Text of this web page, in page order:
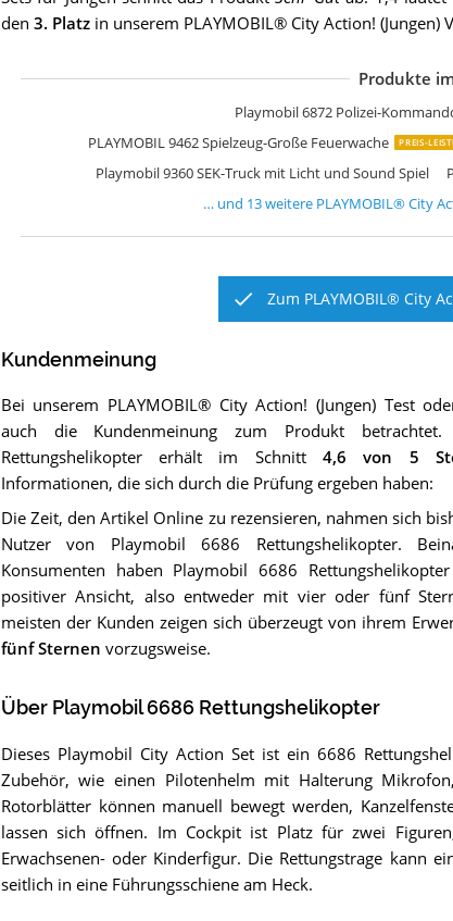
den 3. Platzin unserem PLAYMOBIL® City Action! (Jungen)
Produkte
Playmobil 6872 Polizei-
PLAYMOBIL 9462 Spielzeug-Große Feuerwache PREIS-
Playmobil 9360 SEK-Truck mit Licht und Sound Spiel
… und 13weitere PLAYMOBIL® City
Zum PLAYMOBIL® City
Kundenmeinung
Bei unserem PLAYMOBIL® City Action! (Jungen) Test
auch die Kundenmeinung zum Produkt betrachtet.
Rettungshelikoptererhält im Schnitt4,6 von 5
Informationen, die sich durch die Prüfung ergeben haben:
Die Zeit, den Artikel Online zu rezensieren, nahmen sich
Nutzer von Playmobil 6686 Rettungshelikopter.
Konsumenten haben Playmobil 6686
positiver Ansicht, also entweder mit vier oder fünf
meisten der Kunden zeigen sich überzeugt von ihrem
fünf Sternen vorzugsweise.
Über Playmobil 6686 Rettungshelikopter
Dieses Playmobil City Action Set ist ein 6686
Zubehör, wie einen Pilotenhelm mit Halterung
Rotorblätter können manuell bewegt werden,
lassen sich öffnen. Im Cockpit ist Platz für zwei
Erwachsenen- oder Kinderfigur. Die Rettungstrage kann
seitlich in eine Führungsschiene am Heck.